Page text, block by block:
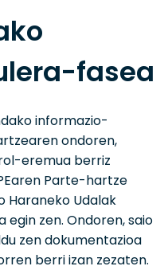
fasea
informazio-
ondoren,
eremua berriz
Parte-hartze
Haraneko Udalak
zen. Ondoren, saio
zen dokumentazioa
berri izan zezaten.